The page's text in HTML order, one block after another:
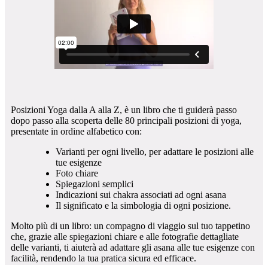
Posizioni Yoga dalla A alla Z, è un libro che ti guiderà passo
dopo passo alla scoperta delle 80 principali posizioni di yoga,
presentate in ordine alfabetico con:
Varianti per ogni livello, per adattare le posizioni alle
tue esigenze
Foto chiare
Spiegazioni semplici
Indicazioni sui chakra associati ad ogni asana
Il significato e la simbologia di ogni posizione.
Molto più di un libro: un compagno di viaggio sul tuo tappetino
che, grazie alle spiegazioni chiare e alle fotografie dettagliate
delle varianti, ti aiuterà ad adattare gli asana alle tue esigenze con
facilità, rendendo la tua pratica sicura ed efficace.